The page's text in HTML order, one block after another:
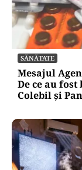
SĂNĂTATE
Mesajul
De ce au
Colebil și